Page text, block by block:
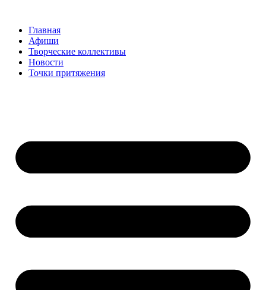
содержимому
Главная
Афиши
Творческие коллективы
Новости
Точки притяжения